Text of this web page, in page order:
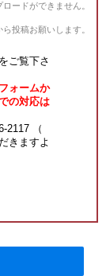
ードができません。
投稿お願いします。
をご覧下さ
ォームか
の対応は
2117 （
きますよ